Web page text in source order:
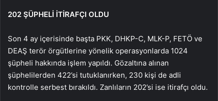
202 ŞÜPHELİ İTİRAFÇI OLDU
Son 4 ay içerisinde başta PKK, DHKP-C, MLK-P, FETÖ ve
DEAŞ terör örgütlerine yönelik operasyonlarda 1024
şüpheli hakkında işlem yapıldı. Gözaltına alınan
şüphelilerden 422’si tutuklanırken, 230 kişi de adli
kontrolle serbest bırakıldı. Zanlıların 202’si ise itirafçı oldu.